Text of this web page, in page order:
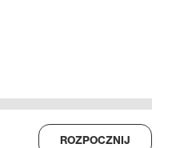
ROZPOCZNIJ